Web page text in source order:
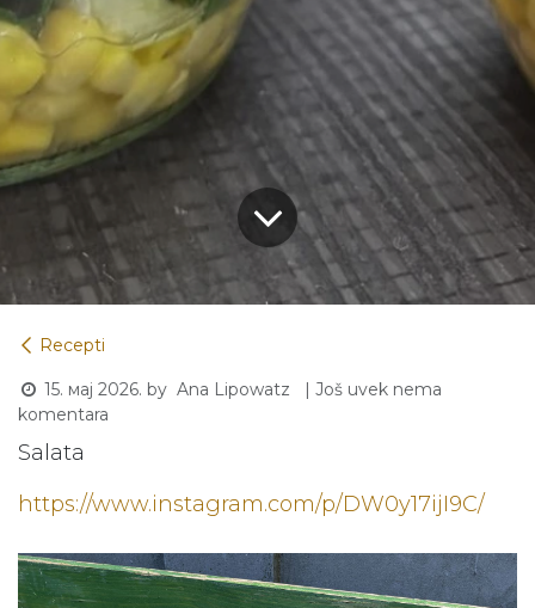
Recepti
15. мај 2026. by Ana Lipowatz
| Još uvek nema
komentara
Salata
https://www.instagram.com/p/DW0y17ijI9C/